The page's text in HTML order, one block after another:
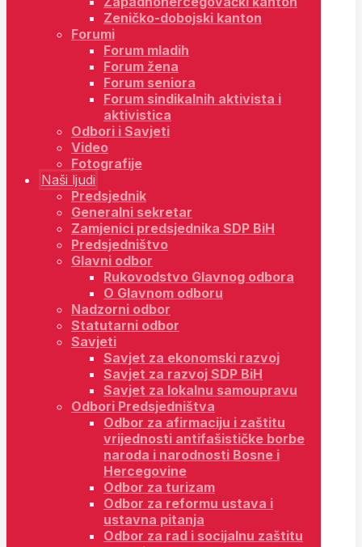
Zeničko-dobojski kanton
Forumi
Forum mladih
Forum žena
Forum seniora
Forum sindikalnih aktivista i
aktivistica
Odbori i Savjeti
Video
Fotografije
Naši ljudi
Predsjednik
Generalni sekretar
Zamjenici predsjednika SDP BiH
Predsjedništvo
Glavni odbor
Rukovodstvo Glavnog odbora
O Glavnom odboru
Nadzorni odbor
Statutarni odbor
Savjeti
Savjet za ekonomski razvoj
Savjet za razvoj SDP BiH
Savjet za lokalnu samoupravu
Odbori Predsjedništva
Odbor za afirmaciju i zaštitu
vrijednosti antifašističke borbe
naroda i narodnosti Bosne i
Hercegovine
Odbor za turizam
Odbor za reformu ustava i
ustavna pitanja
Odbor za rad i socijalnu zaštitu